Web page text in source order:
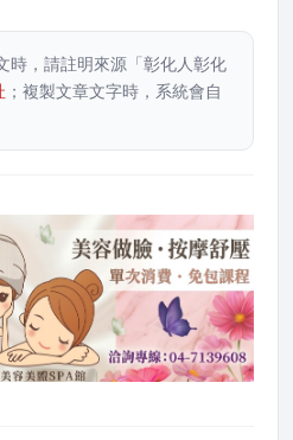
時，請註明來源「彰化人彰化
；複製文章文字時，系統會自